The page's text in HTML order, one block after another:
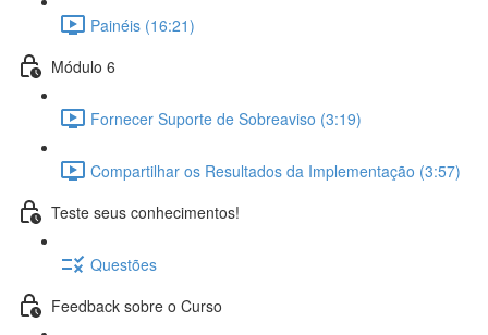
Painéis (16:21)
Módulo 6
Fornecer Suporte de Sobreaviso (3:19)
Compartilhar os Resultados da Implementação (3:57)
Teste seus conhecimentos!
Questões
Feedback sobre o Curso